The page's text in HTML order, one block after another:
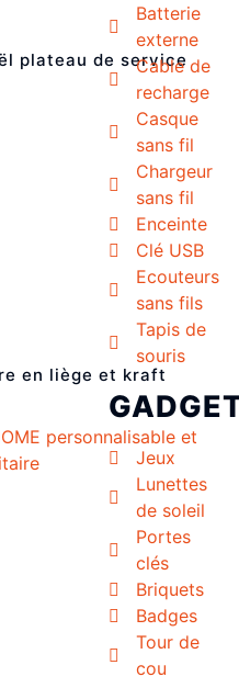
Batterie
externe
Cable de
recharge
Casque
sans fil
Chargeur
sans fil
Enceinte
Clé USB
Ecouteurs
sans fils
Tapis de
souris
Jeux
Lunettes
de soleil
Portes
clés
Briquets
Badges
Tour de
cou
plateau de service
en liège et kraft